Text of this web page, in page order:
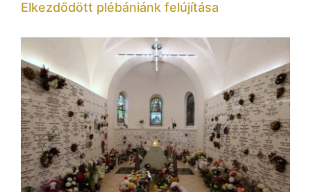
Elkezdődött plébániánk felújítása